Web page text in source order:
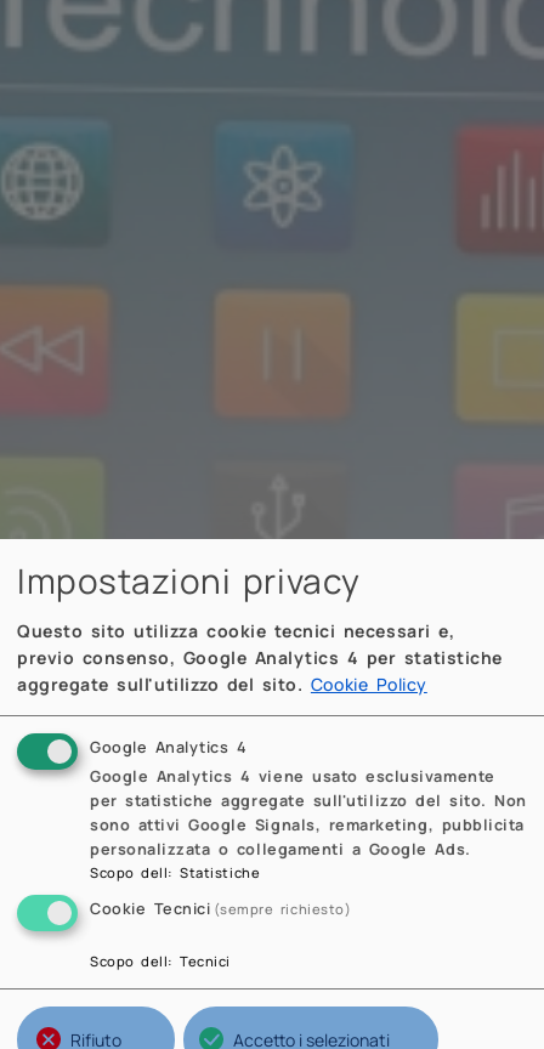
Impostazioni privacy
Questo sito utilizza cookie tecnici necessari e,
previo consenso, Google Analytics 4 per statistiche
aggregate sull'utilizzo del sito. Cookie Policy
Google Analytics 4
Google Analytics 4 viene usato esclusivamente
per statistiche aggregate sull'utilizzo del sito. Non
sono attivi Google Signals, remarketing, pubblicita
personalizzata o collegamenti a Google Ads.
Scopo dell:Statistiche
Cookie Tecnici (sempre richiesto)
Scopo dell:Tecnici
Rifiuto Accetto i selezionati